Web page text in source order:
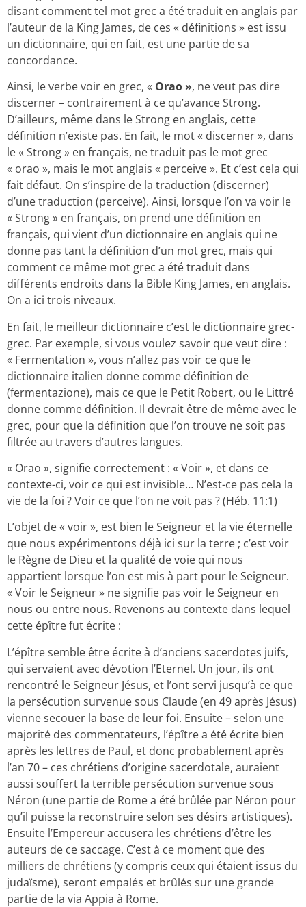
disant comment tel mot grec a été traduit en anglais par
l’auteur de la King James, de ces « définitions » est issu
un dictionnaire, qui en fait, est une partie de sa
concordance.
Ainsi, le verbe voir en grec, « Orao », ne veut pas dire
discerner – contrairement à ce qu’avance Strong.
D’ailleurs, même dans le Strong en anglais, cette
définition n’existe pas. En fait, le mot « discerner », dans
le « Strong » en français, ne traduit pas le mot grec
« orao », mais le mot anglais « perceive ». Et c’est cela qui
fait défaut. On s’inspire de la traduction (discerner)
d’une traduction (perceive). Ainsi, lorsque l’on va voir le
« Strong » en français, on prend une définition en
français, qui vient d’un dictionnaire en anglais qui ne
donne pas tant la définition d’un mot grec, mais qui
comment ce même mot grec a été traduit dans
différents endroits dans la Bible King James, en anglais.
On a ici trois niveaux.
En fait, le meilleur dictionnaire c’est le dictionnaire grec-
grec. Par exemple, si vous voulez savoir que veut dire :
« Fermentation », vous n’allez pas voir ce que le
dictionnaire italien donne comme définition de
(fermentazione), mais ce que le Petit Robert, ou le Littré
donne comme définition. Il devrait être de même avec le
grec, pour que la définition que l’on trouve ne soit pas
filtrée au travers d’autres langues.
« Orao », signifie correctement : « Voir », et dans ce
contexte-ci, voir ce qui est invisible… N’est-ce pas cela la
vie de la foi ? Voir ce que l’on ne voit pas ? (Héb. 11:1)
L’objet de « voir », est bien le Seigneur et la vie éternelle
que nous expérimentons déjà ici sur la terre ; c’est voir
le Règne de Dieu et la qualité de voie qui nous
appartient lorsque l’on est mis à part pour le Seigneur.
« Voir le Seigneur » ne signifie pas voir le Seigneur en
nous ou entre nous. Revenons au contexte dans lequel
cette épître fut écrite :
L’épître semble être écrite à d’anciens sacerdotes juifs,
qui servaient avec dévotion l’Eternel. Un jour, ils ont
rencontré le Seigneur Jésus, et l’ont servi jusqu’à ce que
la persécution survenue sous Claude (en 49 après Jésus)
vienne secouer la base de leur foi. Ensuite – selon une
majorité des commentateurs, l’épître a été écrite bien
après les lettres de Paul, et donc probablement après
l’an 70 – ces chrétiens d’origine sacerdotale, auraient
aussi souffert la terrible persécution survenue sous
Néron (une partie de Rome a été brûlée par Néron pour
qu’il puisse la reconstruire selon ses désirs artistiques).
Ensuite l’Empereur accusera les chrétiens d’être les
auteurs de ce saccage. C’est à ce moment que des
milliers de chrétiens (y compris ceux qui étaient issus du
judaïsme), seront empalés et brûlés sur une grande
partie de la via Appia à Rome.